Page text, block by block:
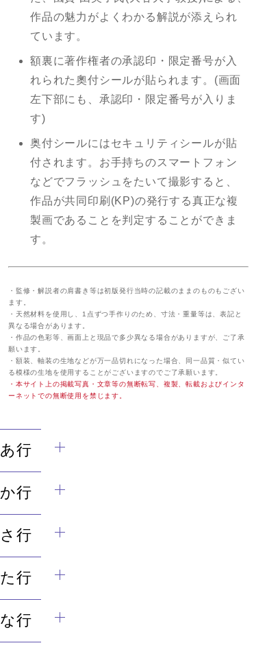
作品の魅力がよくわかる解説が添えられ
ています。
額裏に著作権者の承認印・限定番号が入
れられた奧付シールが貼られます。(画面
左下部にも、承認印・限定番号が入りま
す)
奥付シールにはセキュリティシールが貼
付されます。お手持ちのスマートフォン
などでフラッシュをたいて撮影すると、
作品が共同印刷(KP)の発行する真正な複
製画であることを判定することができま
す。
・監修・解説者の肩書き等は初版発行当時の記載のままのものもござい
ます。
・天然材料を使用し、1点ずつ手作りのため、寸法・重量等は、表記と
異なる場合があります。
・作品の色彩等、画面上と現品で多少異なる場合がありますが、ご了承
願います。
・額装、軸装の生地などが万一品切れになった場合、同一品質・似てい
る模様の生地を使用することがございますのでご了承願います。
・本サイト上の掲載写真・文章等の無断転写、複製、転載およびインタ
ーネットでの無断使用を禁じます。
あ行
か行
さ行
た行
な行